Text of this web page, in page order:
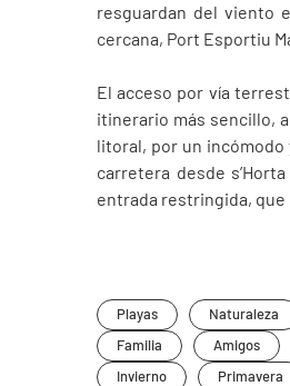
resguardan del viento
cercana, Port Esportiu
El acceso por vía
itinerario más sencillo,
litoral, por un incómodo
carretera desde
entrada restringida, que
Playas Naturaleza
Familia
Amigos
Invierno
Primavera